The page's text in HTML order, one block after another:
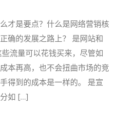
才是要点？什么是网络营销核
确的发展之路上？ 是网站和
流量可以花钱买来，尽管如
本再高，也不会扭曲市场的竞
得到的成本是一样的。 是宣
如 […]